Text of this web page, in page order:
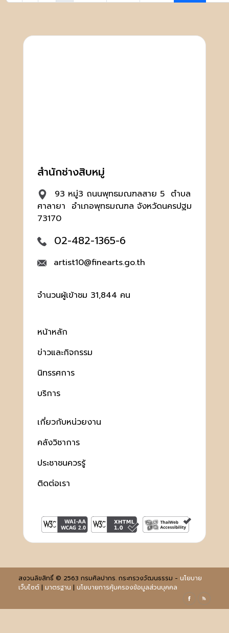
สำนักช่างสิบหมู่
93 หมู่3 ถนนพุทธมณฑลสาย 5 ตำบล
ศาลายา อำเภอพุทธมณฑล จังหวัดนครปฐม
73170
02-482-1365-6
artist10@finearts.go.th
จำนวนผู้เข้าชม 31,844 คน
หน้าหลัก
ข่าวและกิจกรรม
นิทรรศการ
บริการ
เกี่ยวกับหน่วยงาน
คลังวิชาการ
ประชาชนควรรู้
ติดต่อเรา
สงวนลิขสิทธิ์ © 2563 กรมศิลปากร. กระทรวงวัฒนธรรม - นโยบาย
เว็บไซต์| มาตรฐาน | นโยบายการคุ้มครองข้อมูลส่วนบุคคล